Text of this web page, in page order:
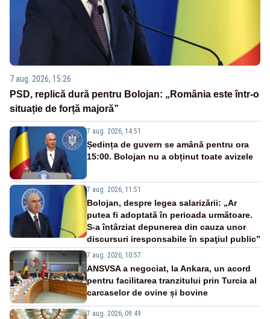
7 aug. 2026, 15:26
PSD, replică dură pentru Bolojan: „România este într-o
situație de forță majoră”
7 aug. 2026, 14:51
Ședința de guvern se amână pentru ora
15:00. Bolojan nu a obținut toate avizele
7 aug. 2026, 11:51
Bolojan, despre legea salarizării: „Ar
putea fi adoptată în perioada următoare.
S-a întârziat depunerea din cauza unor
discursuri iresponsabile în spaţiul public”
7 aug. 2026, 10:57
ANSVSA a negociat, la Ankara, un acord
pentru facilitarea tranzitului prin Turcia al
carcaselor de ovine și bovine
7 aug. 2026, 09:49